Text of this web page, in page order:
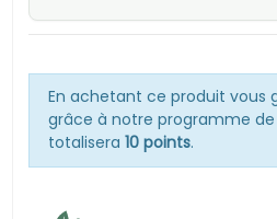
En achetant ce produit vous
grâce à notre programme
totalisera 10 points.